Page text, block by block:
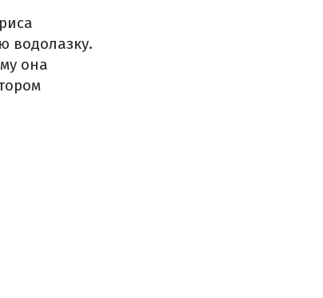
водолазку.
она